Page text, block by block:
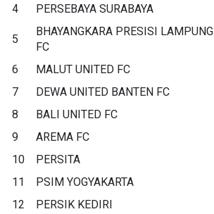
4
PERSEBAYA SURABAYA
5
BHAYANGKARA PRESISI LAMPUNG
FC
6 MALUT UNITED FC
7
DEWA UNITED BANTEN FC
8
BALI UNITED FC
9
AREMA FC
10
PERSITA
11
PSIM YOGYAKARTA
12
PERSIK KEDIRI